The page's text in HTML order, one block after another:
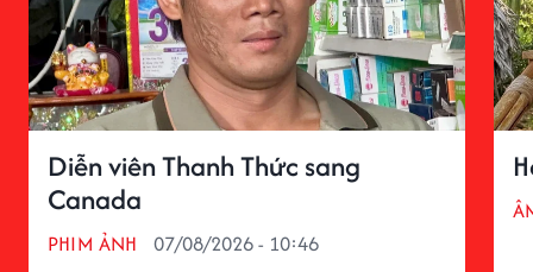
Diễn viên Thanh Thức sang
Canada
PHIM ẢNH 07/08/2026 - 10:46